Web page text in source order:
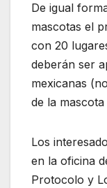
De igual
mascotas el
con 20
deberán ser
mexicanas
de la
Los
en la oficina
Protocolo y